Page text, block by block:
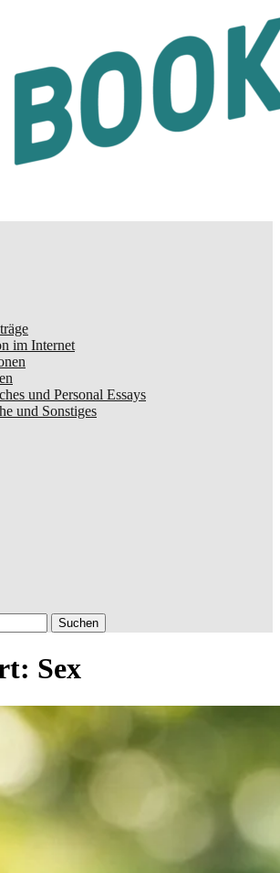
im Internet
und Personal Essays
und Sonstiges
Sex